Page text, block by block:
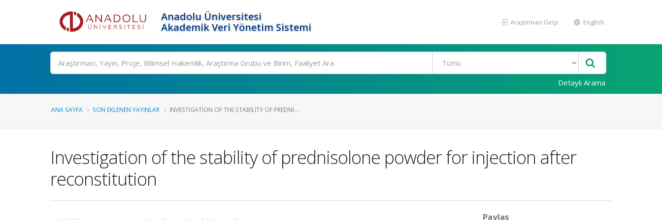
Anadolu Üniversitesi
Akademik Veri Yönetim Sistemi
Araştırmacı Girişi English
Ara
Detaylı Arama
ANA SAYFA SON EKLENEN YAYINLAR INVESTIGATION OF THE STABILITY OF PREDNI...
Investigation of the stability of prednisolone powder for injection after
reconstitution
Paylaş